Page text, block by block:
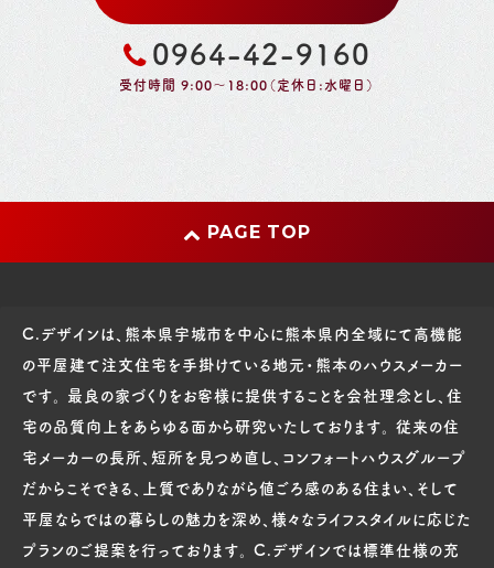
0964-42-9160
受付時間 9:00～18:00（定休日:水曜日）
PAGE TOP
C.デザインは、熊本県宇城市を中心に熊本県内全域にて高機能
の平屋建て注文住宅を手掛けている地元・熊本のハウスメーカー
です。 最良の家づくりをお客様に提供することを会社理念とし、住
宅の品質向上をあらゆる面から研究いたしております。 従来の住
宅メーカーの長所、短所を見つめ直し、コンフォートハウスグループ
だからこそできる、上質でありながら値ごろ感のある住まい、そして
平屋ならではの暮らしの魅力を深め、様々なライフスタイルに応じた
プランのご提案を行っております。 C.デザインでは標準仕様の充